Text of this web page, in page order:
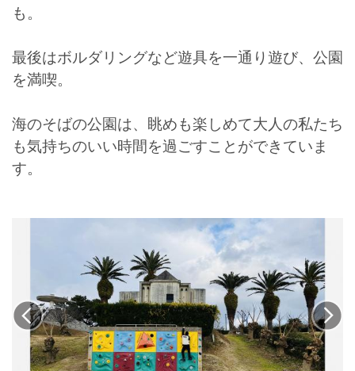
も。
最後はボルダリングなど遊具を一通り遊び、公園
を満喫。
海のそばの公園は、眺めも楽しめて大人の私たち
も気持ちのいい時間を過ごすことができていま
す。